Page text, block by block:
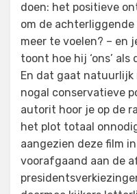
doen: het positieve
om de
meer te voelen? – en
toont hoe hij ‘ons’
En dat gaat natuurlijk
nogal conservatieve
autorit hoor je op de
het plot totaal
aangezien deze film
voorafgaand aan de